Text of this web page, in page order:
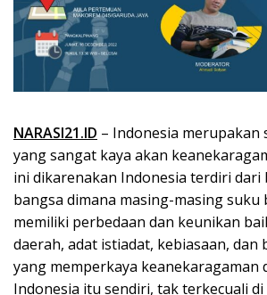
NARASI21.ID – Indonesia merupakan
yang sangat kaya akan
ini dikarenakan Indonesia terdiri dari
bangsa dimana masing-masing
memiliki perbedaan dan keunikan
daerah, adat istiadat, kebiasaan, dan
yang memperkaya keanekaragaman
Indonesia itu sendiri, tak terkecuali